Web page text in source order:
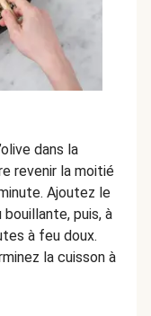
dans la
revenir la moitié
Ajoutez le
puis, à
à feu doux.
la cuisson à